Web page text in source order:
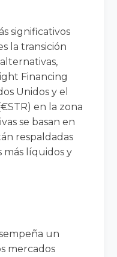
significativos
la transición
Financing
Unidos y el
en la zona
se basan en
respaldadas
más líquidos y
un
mercados